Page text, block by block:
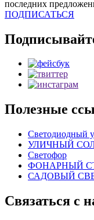
последних
ПОДПИСАТЬСЯ
Полезные
Светодиодный
УЛИЧНЫЙ
Светофор
ФОНАРНЫЙ
САДОВЫЙ
Связаться с